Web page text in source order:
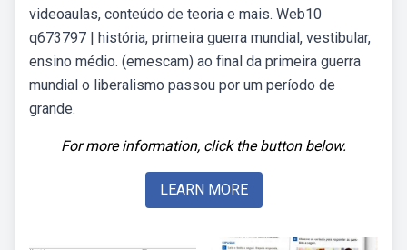
videoaulas, conteúdo de teoria e mais. Web10
q673797 | história, primeira guerra mundial, vestibular,
ensino médio. (emescam) ao final da primeira guerra
mundial o liberalismo passou por um período de
grande.
For more information, click the button below.
LEARN MORE